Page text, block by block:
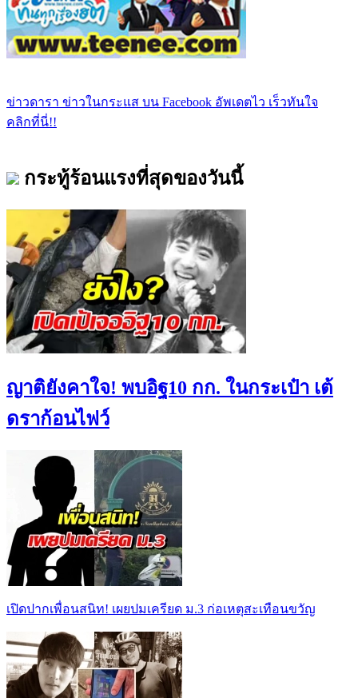
ข่าวดารา ข่าวในกระแส บน Facebook อัพเดตไว เร็วทันใจ
คลิกที่นี่!!
กระทู้ร้อนแรงที่สุดของวันนี้
ญาติยังคาใจ! พบอิฐ10 กก. ในกระเป๋า เต้
ดราก้อนไฟว์
เปิดปากเพื่อนสนิท! เผยปมเครียด ม.3 ก่อเหตุสะเทือนขวัญ